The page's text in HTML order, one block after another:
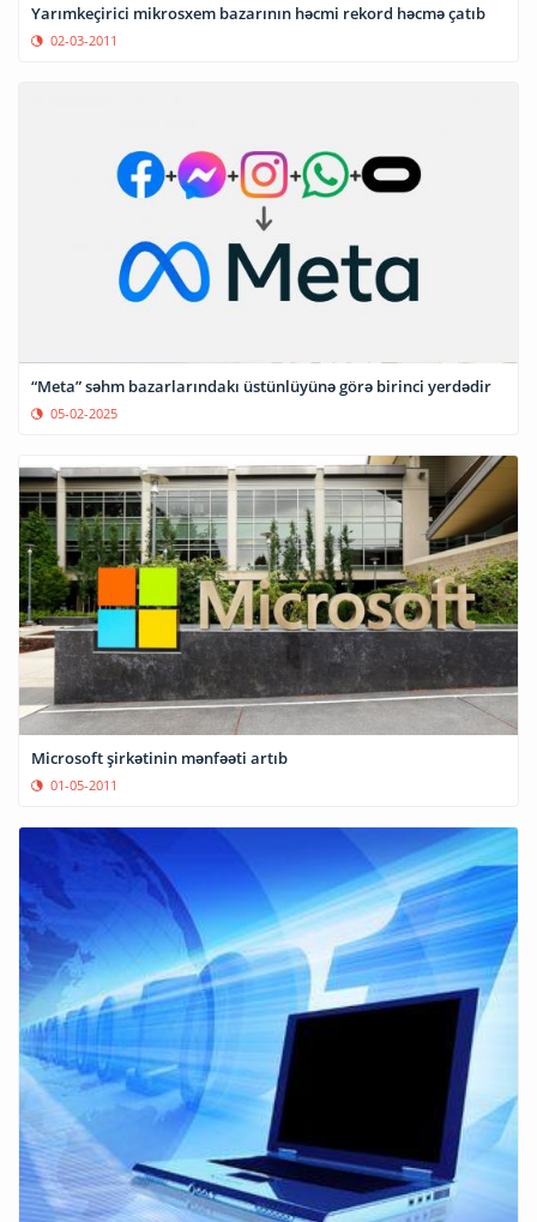
Yarımkeçirici mikrosxem bazarının həcmi rekord həcmə çatıb
02-03-2011
“Meta” səhm bazarlarındakı üstünlüyünə görə birinci yerdədir
05-02-2025
Microsoft şirkətinin mənfəəti artıb
01-05-2011